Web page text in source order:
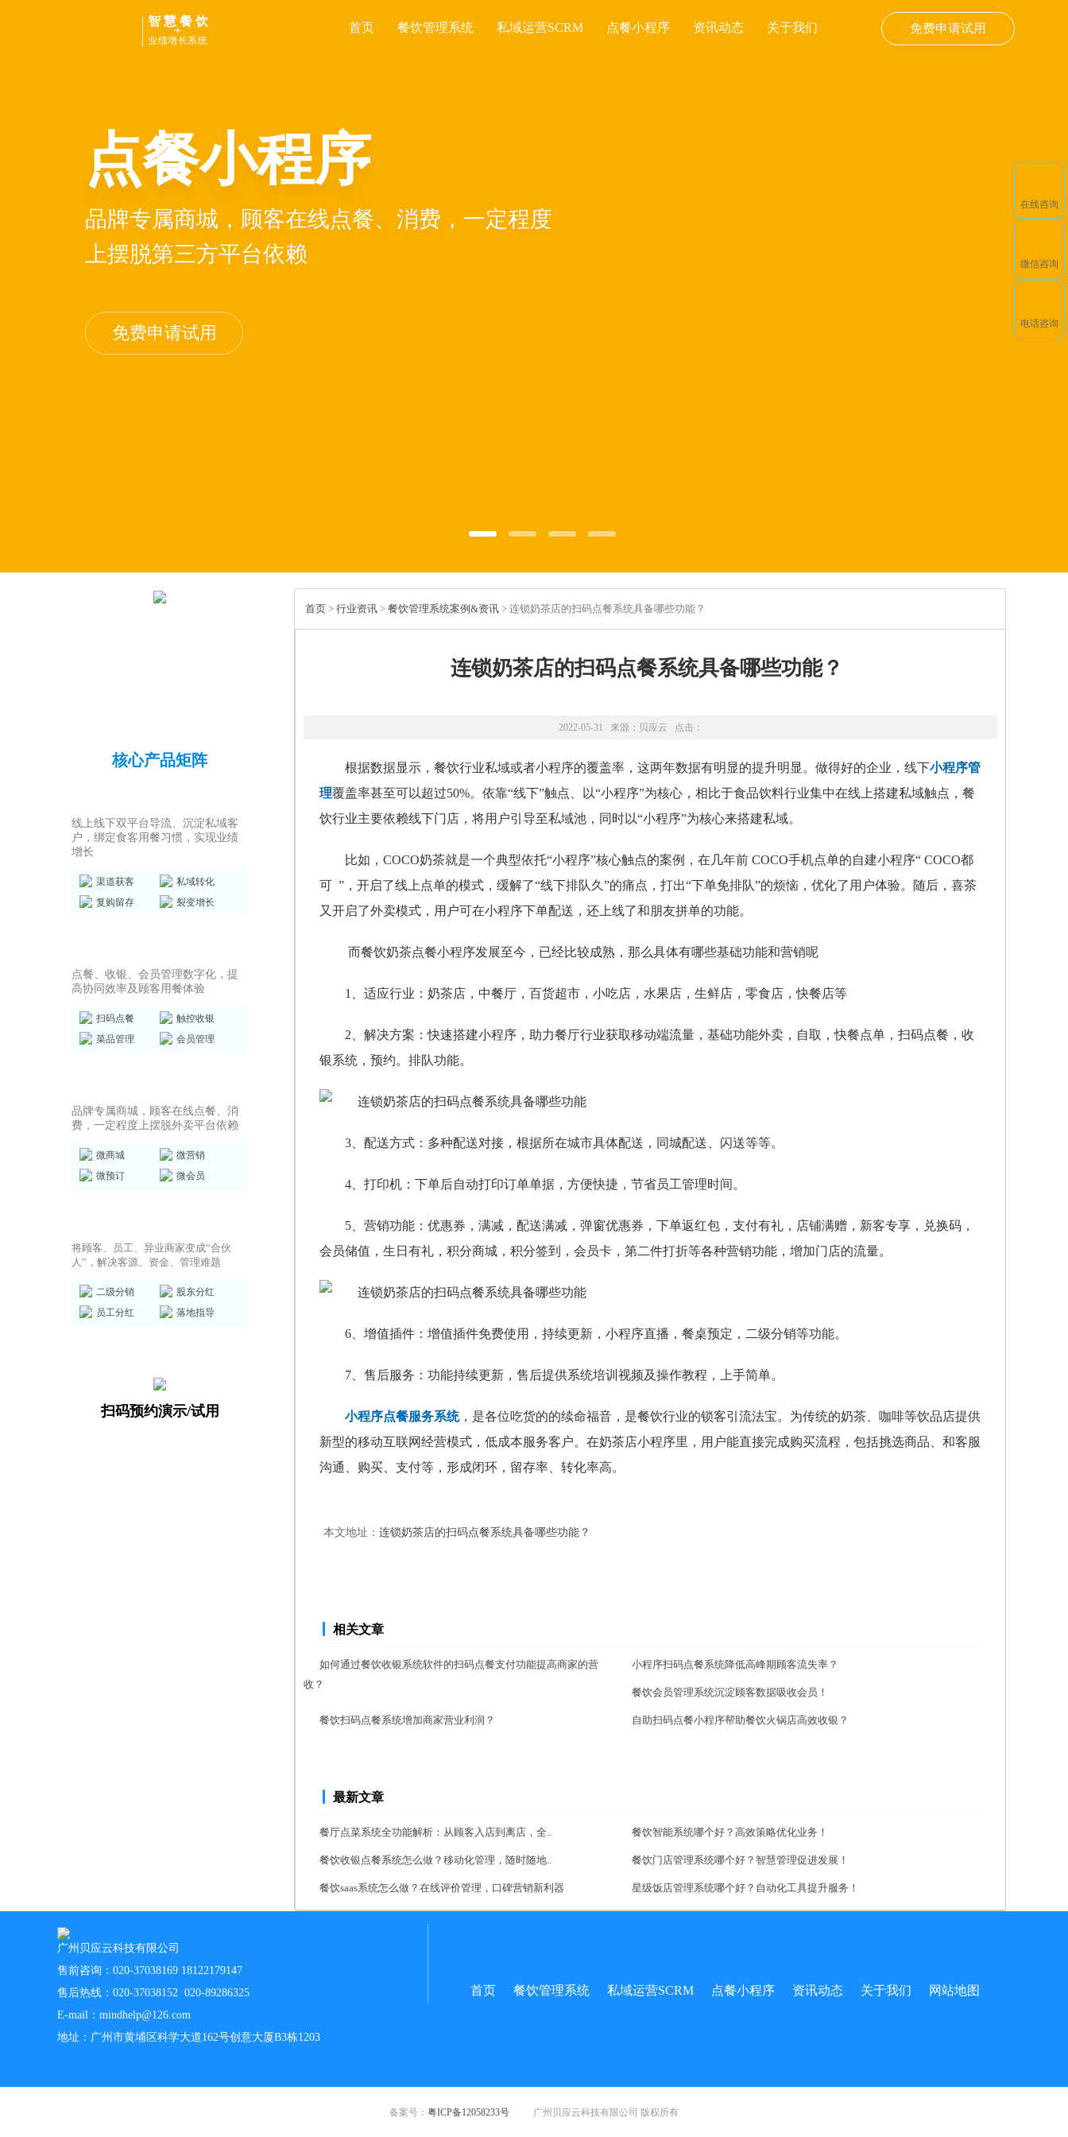
免费申请试用
智慧餐饮
+
业绩增长系统
首页 餐饮管理系统 私域运营SCRM 点餐小程序 资讯动态 关于我们
点餐小程序
品牌专属商城，顾客在线点餐、消费，一定程度
上摆脱第三方平台依赖
免费申请试用
核心产品矩阵
线上线下双平台导流、沉淀私域客
户，绑定食客用餐习惯，实现业绩
增长
渠道获客
私域转化
复购留存
裂变增长
点餐、收银、会员管理数字化，提
高协同效率及顾客用餐体验
扫码点餐
触控收银
菜品管理
会员管理
品牌专属商城，顾客在线点餐、消
费，一定程度上摆脱外卖平台依赖
微商城
微营销
微预订
微会员
将顾客、员工、异业商家变成“合伙
人”，解决客源、资金、管理难题
二级分销
股东分红
员工分红
落地指导
扫码预约演示/试用
首页 > 行业资讯 > 餐饮管理系统案例&资讯 > 连锁奶茶店的扫码点餐系统具备哪些功能？
连锁奶茶店的扫码点餐系统具备哪些功能？
2022-05-31 来源： 贝应云 点击：
根据数据显示，餐饮行业私域或者小程序的覆盖率，这两年数据有明显的提升明显。做得好的企业，线下小程序管
理覆盖率甚至可以超过50%。依靠“线下”触点、以“小程序”为核心， 相比于食品饮料行业集中在线上搭建私域触点，餐
饮行业主要依赖线下门店，将用户引导至私域池，同时以“小程序”为核心来搭建私域。
比如，COCO奶茶就是一个典型依托“小程序”核心触点的案例， 在几年前 COCO手机点单的自建小程序“ COCO都
可 ”，开启了线上点单的模式，缓解了“线下排队久”的痛点，打出“下单免排队”的烦恼，优化了用户体验。随后，喜茶
又开启了外卖模式，用户可在小程序下单配送，还上线了和朋友拼单的功能。
而餐饮奶茶点餐小程序发展至今，已经比较成熟，那么具体有哪些基础功能和营销呢
1、适应行业： 奶茶店，中餐厅，百货超市，小吃店，水果店，生鲜店，零食店，快餐店等
2、解决方案：快速搭建小程序，助力餐厅行业获取移动端流量，基础功能外卖，自取，快餐点单，扫码点餐，收
银系统，预约。排队功能。
3、配送方式： 多种配送对接，根据所在城市具体配送，同城配送、闪送等等。
4、打印机： 下单后自动打印订单单据，方便快捷，节省员工管理时间。
5、营销功能： 优惠券，满减，配送满减，弹窗优惠券，下单返红包，支付有礼，店铺满赠，新客专享，兑换码，
会员储值，生日有礼，积分商城，积分签到，会员卡，第二件打折等各种营销功能，增加门店的流量。
6、增值插件： 增值插件免费使用，持续更新，小程序直播，餐桌预定，二级分销等功能。
7、售后服务： 功能持续更新，售后提供系统培训视频及操作教程，上手简单。
小程序点餐服务系统，是各位吃货的的续命福音，是餐饮行业的锁客引流法宝。为传统的奶茶、咖啡等饮品店提供
新型的移动互联网经营模式，低成本服务客户。在奶茶店小程序里，用户能直接完成购买流程，包括挑选商品、和客服
沟通、购买、支付等，形成闭环，留存率、转化率高。
本文地址： 连锁奶茶店的扫码点餐系统具备哪些功能？
相关文章
如何通过餐饮收银系统软件的扫码点餐支付功能提高商家的营
收？
小程序扫码点餐系统降低高峰期顾客流失率？
餐饮会员管理系统沉淀顾客数据吸收会员！
餐饮扫码点餐系统增加商家营业利润？ 自助扫码点餐小程序帮助餐饮火锅店高效收银？
最新文章
餐厅点菜系统全功能解析：从顾客入店到离店，全.. 餐饮智能系统哪个好？高效策略优化业务！
餐饮收银点餐系统怎么做？移动化管理，随时随地.. 餐饮门店管理系统哪个好？智慧管理促进发展！
餐饮saas系统怎么做？在线评价管理，口碑营销新利器 星级饭店管理系统哪个好？自动化工具提升服务！
广州贝应云科技有限公司
售前咨询：020-37038169 18122179147
售后热线：020-37038152 020-89286325
E-mail：mindhelp@126.com
地址：广州市黄埔区科学大道162号创意大厦B3栋1203
首页 餐饮管理系统 私域运营SCRM 点餐小程序 资讯动态 关于我们 网站地图
在线咨询
微信咨询
电话咨询
备案号： 粤ICP备12058233号 广州贝应云科技有限公司 版权所有